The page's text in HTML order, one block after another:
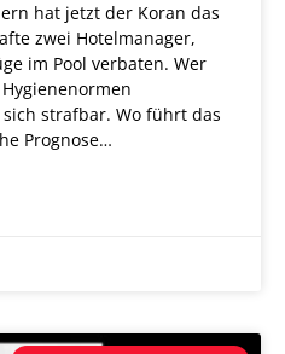
hat jetzt der Koran das
zwei Hotelmanager,
im Pool verbaten. Wer
strafbar. Wo führt das
Prognose…